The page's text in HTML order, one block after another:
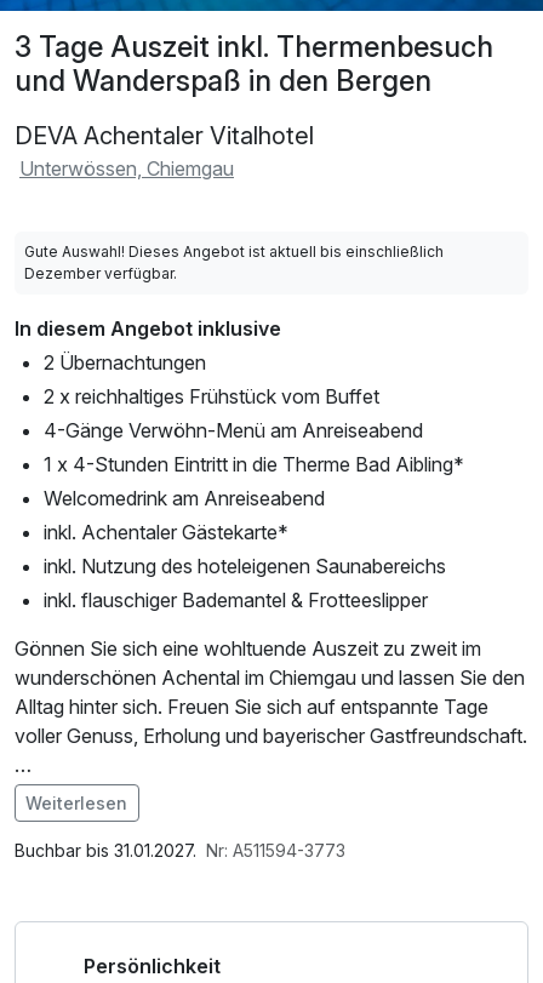
3 Tage Auszeit inkl. Thermenbesuch
und Wanderspaß in den Bergen
DEVA Achentaler Vitalhotel
Unterwössen, Chiemgau
Gute Auswahl! Dieses Angebot ist aktuell bis einschließlich
Dezember verfügbar.
In diesem Angebot inklusive
2 Übernachtungen
2 x reichhaltiges Frühstück vom Buffet
4-Gänge Verwöhn-Menü am Anreiseabend
1 x 4-Stunden Eintritt in die Therme Bad Aibling*
Welcomedrink am Anreiseabend
inkl. Achentaler Gästekarte*
inkl. Nutzung des hoteleigenen Saunabereichs
inkl. flauschiger Bademantel & Frotteeslipper
Gönnen Sie sich eine wohltuende Auszeit zu zweit im
wunderschönen Achental im Chiemgau und lassen Sie den
Alltag hinter sich. Freuen Sie sich auf entspannte Tage
voller Genuss, Erholung und bayerischer Gastfreundschaft.
Sie übernachten 2 Nächte inklusive reichhaltigem
Frühstück und starten entspannt in den Tag. Am
Anreiseabend heißen wir Sie mit einem Begrüßungsgetränk
Pure Entspannung erleben Sie bei Ihrem Besuch in der
Im Angebot enthalten
Saunabenutzung, Saunatuch, Leihbademantel, Parkplatz,
Weiterlesen
Buchbar bis 31.01.2027. Nr: A511594-3773
Persönlichkeit